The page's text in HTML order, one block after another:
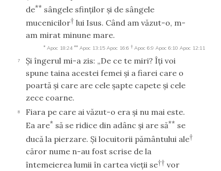
de** sângele sfinţilor şi de sângele
mucenicilor† lui Isus. Când am văzut-o, m-
am mirat minune mare.
* Apoc 18:24 ** Apoc 13:15 Apoc 16:6 † Apoc 6:9 Apoc 6:10 Apoc 12:11
7
Şi îngerul mi-a zis: „De ce te miri? Îţi voi
spune taina acestei femei şi a fiarei care o
poartă şi care are cele şapte capete şi cele
zece coarne.
8
Fiara pe care ai văzut-o era şi nu mai este.
Ea are* să se ridice din adânc şi are să** se
ducă la pierzare. Şi locuitorii pământului ale†
căror nume n-au fost scrise de la
întemeierea lumii în cartea vieţii se†† vor